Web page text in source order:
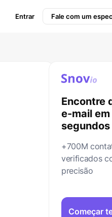
Entrar Fale com um
Encontre
e-mail em
segundos
+700M
verificados
precisão
Começar